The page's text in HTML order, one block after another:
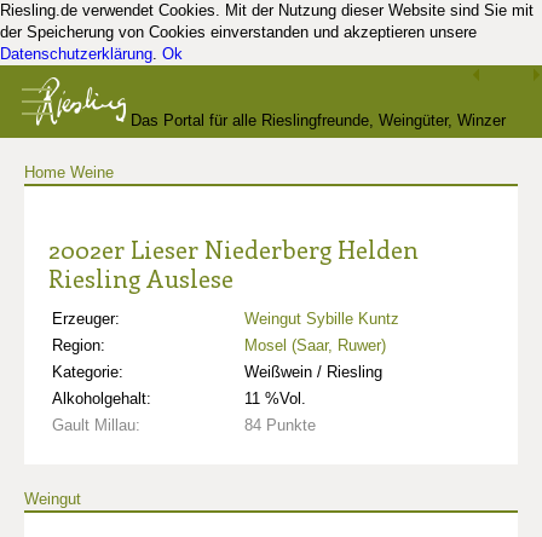
Riesling.de verwendet Cookies. Mit der Nutzung dieser Website sind Sie mit
der Speicherung von Cookies einverstanden und akzeptieren unsere
Datenschutzerklärung. Ok
Das Portal für alle Rieslingfreunde, Weingüter, Winzer
Home Weine
2002er Lieser Niederberg Helden
Riesling Auslese
Erzeuger:
Weingut Sybille Kuntz
Region:
Mosel (Saar, Ruwer)
Kategorie:
Weißwein / Riesling
Alkoholgehalt:
11 %Vol.
Gault Millau:
84 Punkte
Weingut